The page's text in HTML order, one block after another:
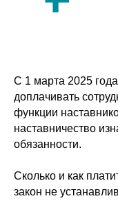
С 1 марта 2025
доплачивать
функции
наставничество
обязанности.
Сколько и как
закон не